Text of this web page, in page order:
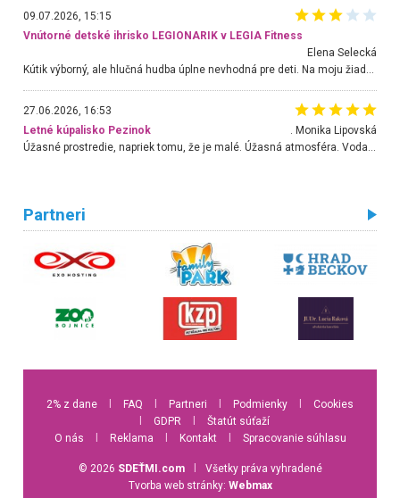
09.07.2026, 15:15
Vnútorné detské ihrisko LEGIONARIK v LEGIA Fitness
Elena Selecká
Kútik výborný, ale hlučná hudba úplne nevhodná pre deti. Na moju žiadosť o aspoň sušenie nereagovali.
27.06.2026, 16:53
Letné kúpalisko Pezinok
. Monika Lipovská
Partneri
2% z dane FAQ Partneri Podmienky
Cookies
GDPR
Štatút súťaží
O nás
Reklama Kontakt Spracovanie súhlasu
© 2026 SDEŤMI.com
Všetky práva vyhradené
Tvorba web stránky: Webmax